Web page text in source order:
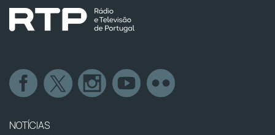
NOTÍCIAS